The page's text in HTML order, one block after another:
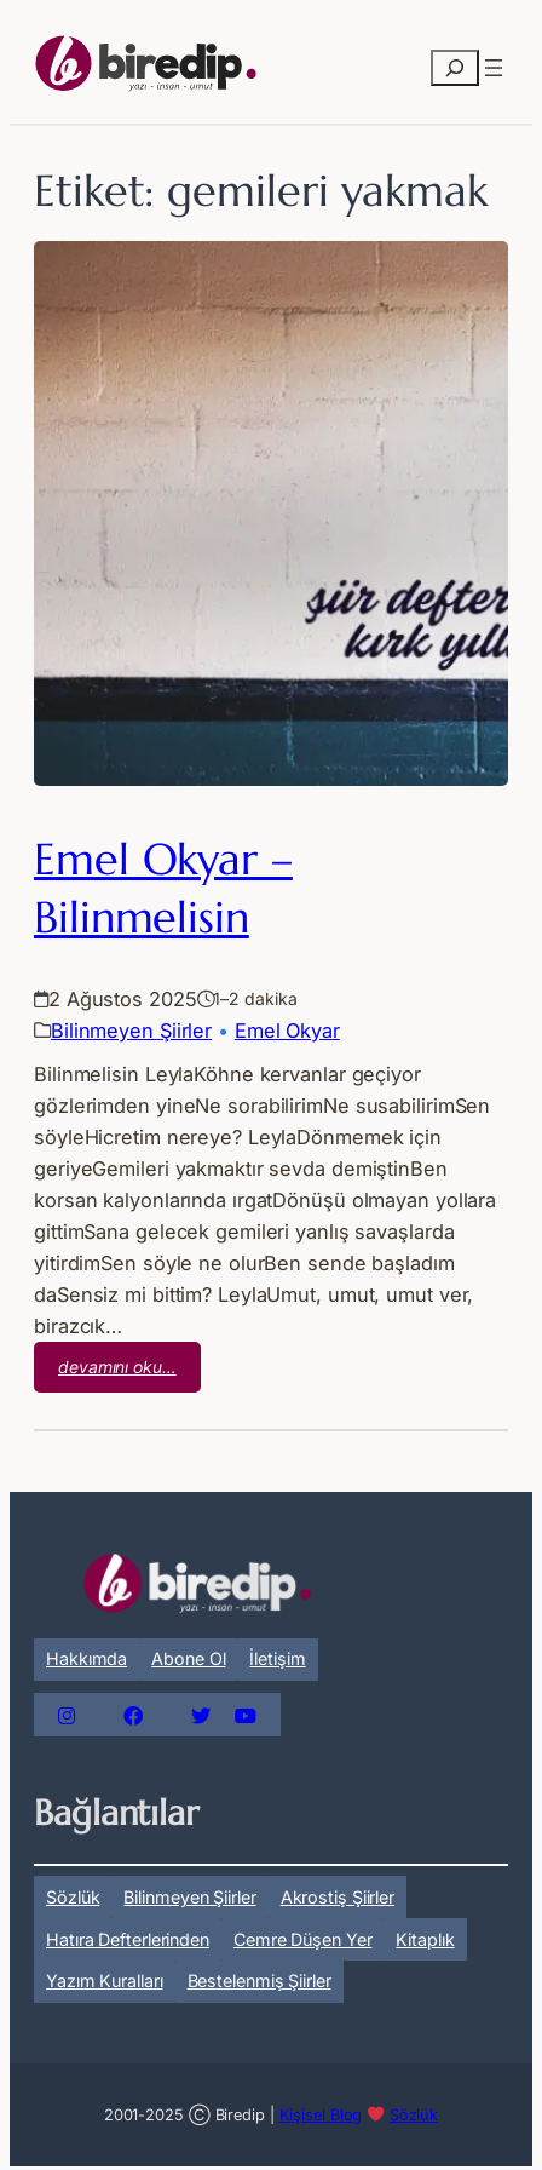
geç
Ara
Etiket: gemileri yakmak
Emel Okyar –
Bilinmelisin
2 Ağustos 2025 1–2 dakika
Bilinmeyen Şiirler • Emel Okyar
Bilinmelisin LeylaKöhne kervanlar geçiyor
gözlerimden yineNe sorabilirimNe susabilirimSen
söyleHicretim nereye? LeylaDönmemek için
geriyeGemileri yakmaktır sevda demiştinBen
korsan kalyonlarında ırgatDönüşü olmayan yollara
gittimSana gelecek gemileri yanlış savaşlarda
yitirdimSen söyle ne olurBen sende başladım
daSensiz mi bittim? LeylaUmut, umut, umut ver,
birazcık…
devamını oku…
Emel
Hakkımda Abone Ol İletişim
Bağlantılar
Sözlük Bilinmeyen Şiirler Akrostiş Şiirler
Hatıra Defterlerinden Cemre Düşen Yer Kitaplık
Yazım Kuralları Bestelenmiş Şiirler
2001-2025 Ⓒ Biredip | Kişisel Blog Sözlük